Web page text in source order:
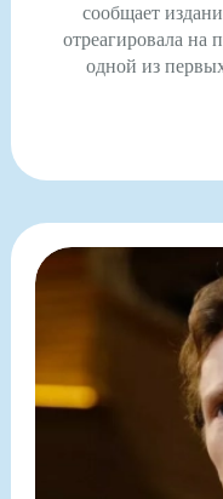
сообщает
отреагировала
одной из